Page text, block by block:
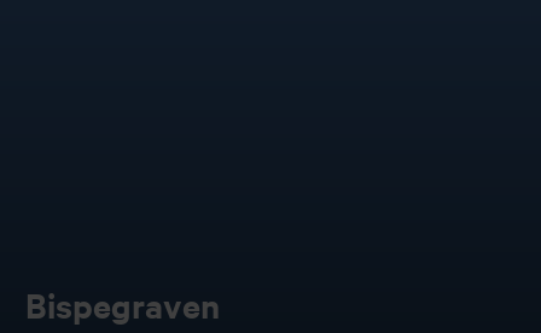
Bispegraven